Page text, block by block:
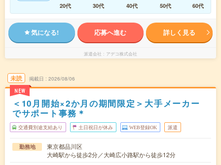
20代
30代 40代 50代 60代
気になる! 応募へ進む 詳しく見る
派遣会社 アデコ株式会社
未読
NEW
掲載日 2026/08/06
＜10月開始×2か月の期間限定＞大手メーカー
でサポート事務＊
交通費別途支給あり 土日祝日が休み WEB登録OK 派遣
勤務地
東京都品川区
大崎駅から徒歩2分／大崎広小路駅から徒歩12分